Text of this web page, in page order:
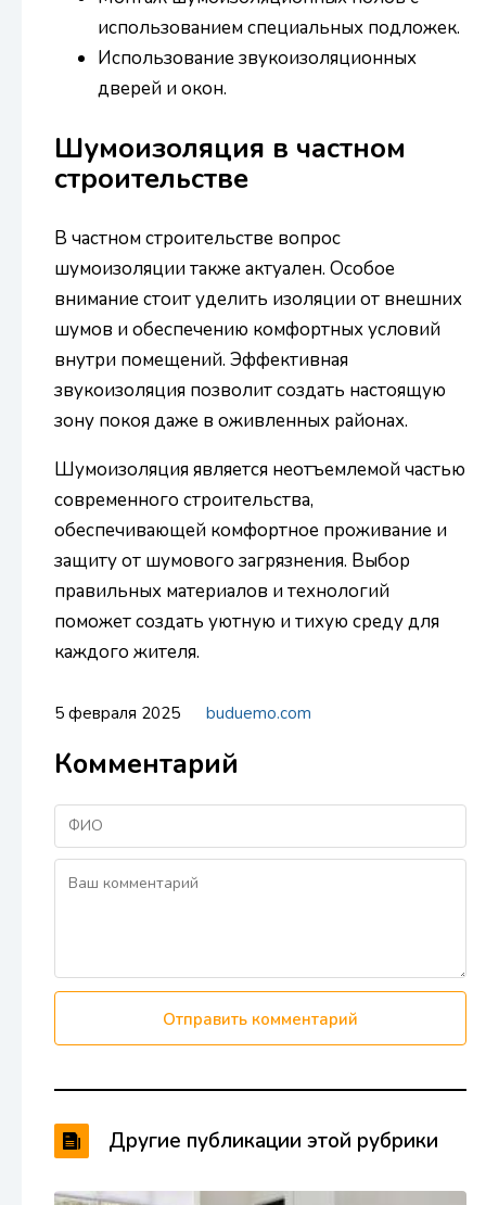
использованием специальных подложек.
Использование звукоизоляционных
дверей и окон.
Шумоизоляция в частном
строительстве
В частном строительстве вопрос
шумоизоляции также актуален. Особое
внимание стоит уделить изоляции от внешних
шумов и обеспечению комфортных условий
внутри помещений. Эффективная
звукоизоляция позволит создать настоящую
зону покоя даже в оживленных районах.
Шумоизоляция является неотъемлемой частью
современного строительства,
обеспечивающей комфортное проживание и
защиту от шумового загрязнения. Выбор
правильных материалов и технологий
поможет создать уютную и тихую среду для
каждого жителя.
5 февраля 2025 buduemo.com
Комментарий
Отправить комментарий
Другие публикации этой рубрики